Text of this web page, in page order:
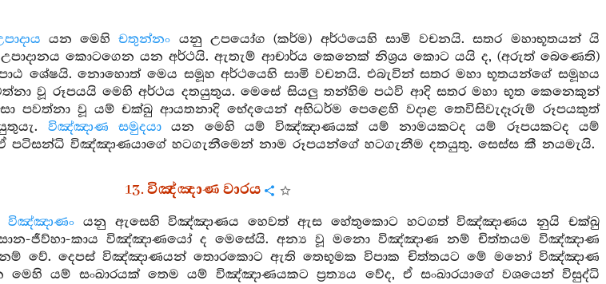
යන මෙහිචතුන්නං යනු උපයෝග (කර්ම) අර්ථයෙහි සාමි වචනයි. සතර මහාභූතයන් යි
කොටගෙන යන අර්ථයි. ඇතැම් ආචාර්ය කෙනෙක් නිශ්‍රය කොට යයි ද, (අරුත් බෙණෙති)
ශේෂයි. නොහොත් මෙය සමූහ අර්ථයෙහි සාමි වචනයි. එබැවින් සතර මහා භූතයන්ගේ සමූහය
වූ රූපයයි මෙහි අර්ථය දතයුතුය. මෙසේ සියලු තන්හිම පඨවි ආදි සතර මහා භූත කෙනෙකුන්
පවත්නා වූ යම් චක්ඛු ආයතනාදි භේදයෙන් අභිධර්ම පෙළෙහි වදාළ තෙවිසිවැදෑරුම් රූපයකුත්
විඤ්ඤාණ සමුදයා යන මෙහි යම් විඤ්ඤාණයක් යම් නාමයකටද යම් රූපයකටද යම්
පටිසන්ධි විඤ්ඤාණයාගේ හටගැනීමෙන් නාම රූපයන්ගේ හටගැනීම දතයුතු. සෙස්ස කී නයමැයි.
13. විඤ්ඤාණ වාරය
විඤ්ඤාණං යනු ඇසෙහි විඤ්ඤාණය හෙවත් ඇස හේතුකොට හටගත් විඤ්ඤාණය නුයි චක්ඛු
ජීව්හා-කාය විඤ්ඤාණයෝ ද මෙසේයි. අන්‍ය වූ මනො විඤ්ඤාණ නම් චිත්තයම විඤ්ඤාණ
වේ. දෙපස් විඤ්ඤාණයන් තොරකොට ඇති තෙභූමක විපාක චිත්තයට මේ මනෝ විඤ්ඤාණ
මෙහි යම් සංඛාරයක් තෙම යම් විඤ්ඤාණයකට ප්‍රත්‍යය වේද, ඒ සංඛාරයාගේ වශයෙන් විසුද්ධි